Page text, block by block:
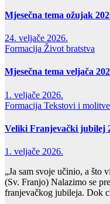
Mjesečna tema ožujak
24. veljače 2026.
Formacija Život bratstva
Mjesečna tema veljača
1. veljače 2026.
Formacija Tekstovi i molitve
Veliki Franjevački jubilej
1. veljače 2026.
„Ja sam svoje učinio, a što
(Sv. Franjo) Nalazimo se
franjevačkog jubileja. Dok